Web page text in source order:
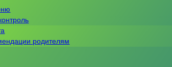
родителям